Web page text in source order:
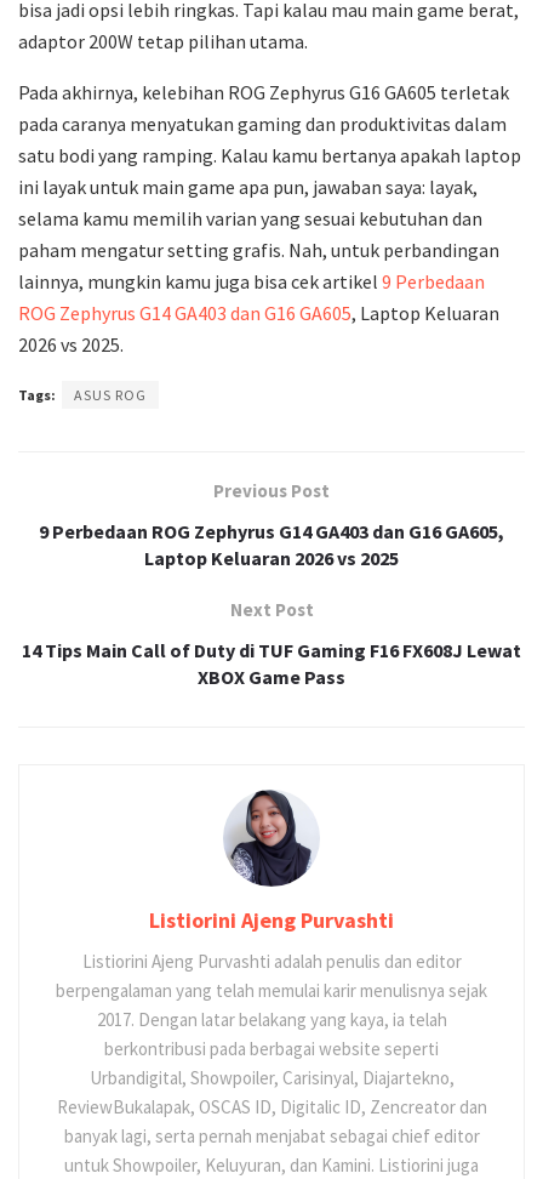
bisa jadi opsi lebih ringkas. Tapi kalau mau main game berat,
adaptor 200W tetap pilihan utama.
Pada akhirnya, kelebihan ROG Zephyrus G16 GA605 terletak
pada caranya menyatukan gaming dan produktivitas dalam
satu bodi yang ramping. Kalau kamu bertanya apakah laptop
ini layak untuk main game apa pun, jawaban saya: layak,
selama kamu memilih varian yang sesuai kebutuhan dan
paham mengatur setting grafis. Nah, untuk perbandingan
lainnya, mungkin kamu juga bisa cek artikel 9 Perbedaan
ROG Zephyrus G14 GA403 dan G16 GA605, Laptop Keluaran
2026 vs 2025.
Tags: ASUS ROG
Previous Post
9 Perbedaan ROG Zephyrus G14 GA403 dan G16 GA605,
Laptop Keluaran 2026 vs 2025
Next Post
14 Tips Main Call of Duty di TUF Gaming F16 FX608J Lewat
XBOX Game Pass
Listiorini Ajeng Purvashti
Listiorini Ajeng Purvashti adalah penulis dan editor
berpengalaman yang telah memulai karir menulisnya sejak
2017. Dengan latar belakang yang kaya, ia telah
berkontribusi pada berbagai website seperti
Urbandigital, Showpoiler, Carisinyal, Diajartekno,
ReviewBukalapak, OSCAS ID, Digitalic ID, Zencreator dan
banyak lagi, serta pernah menjabat sebagai chief editor
untuk Showpoiler, Keluyuran, dan Kamini. Listiorini juga